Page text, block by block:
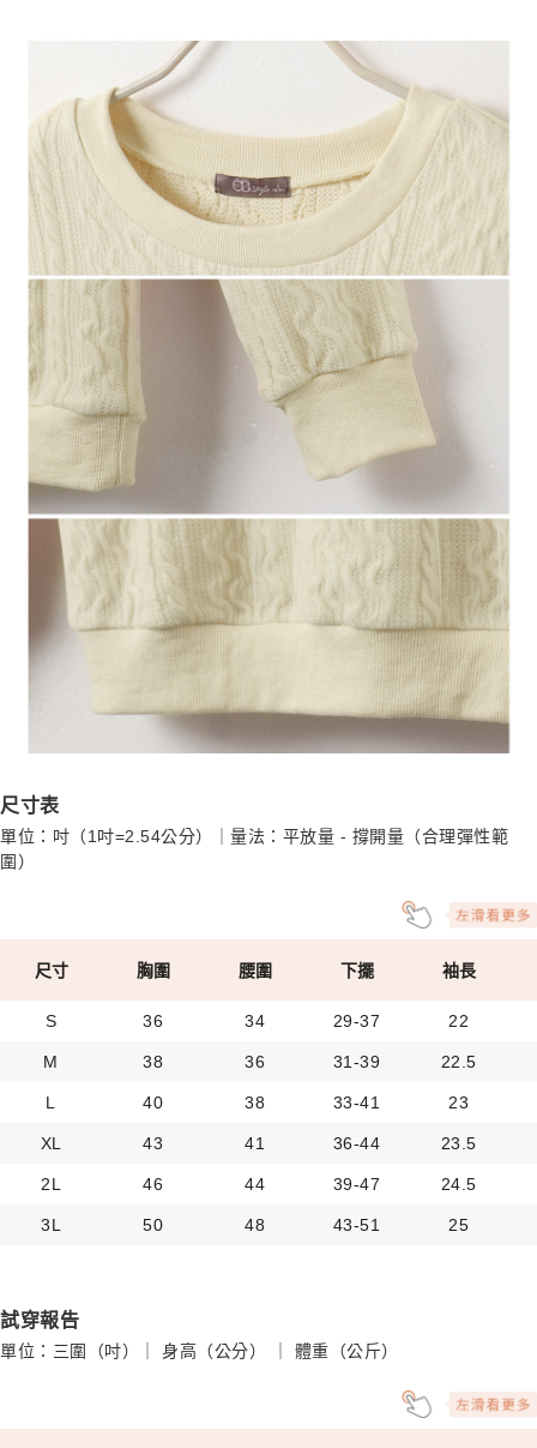
尺寸表
單位：吋（1吋=2.54公分）｜量法：平放量 - 撐開量（合理彈性範
圍）
尺寸 胸圍 腰圍 下擺 袖長
S 36 34 29-37 22
M 38 36 31-39 22.5
L 40 38 33-41 23
XL 43 41 36-44 23.5
2L 46 44 39-47 24.5
3L 50 48 43-51 25
試穿報告
單位：三圍（吋）｜ 身高（公分） ｜ 體重（公斤）